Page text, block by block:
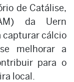
de Catálise,
da Uern
capturar cálcio
melhorar a
para o
local.